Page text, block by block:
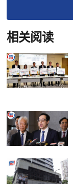
相关阅读